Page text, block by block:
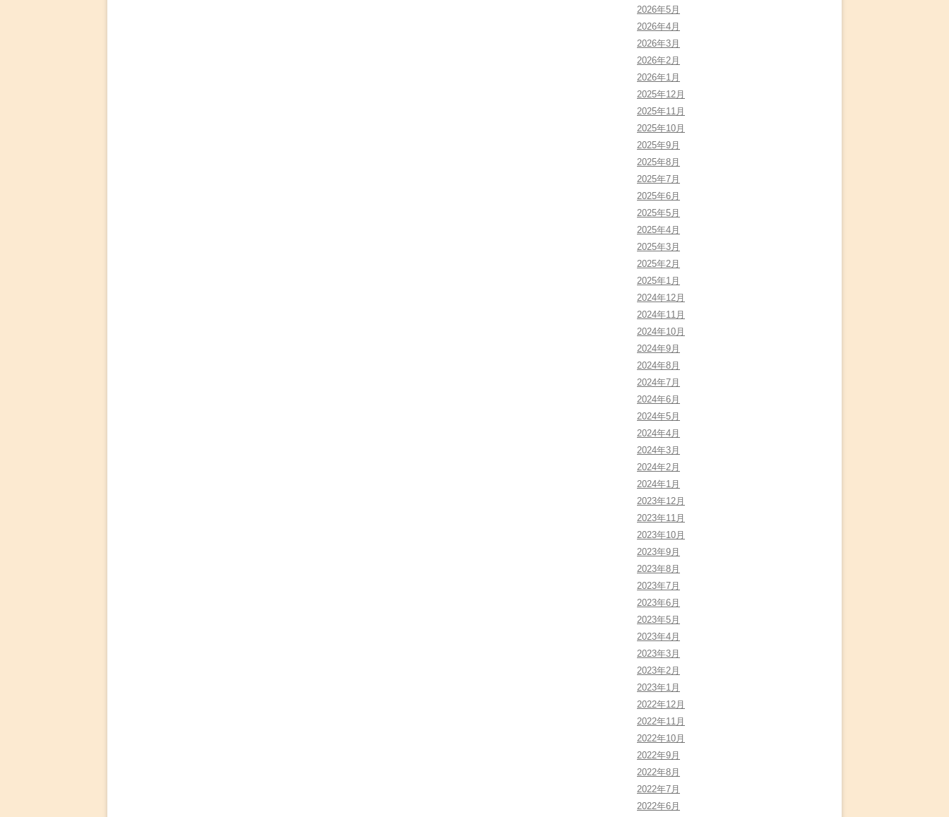
2026年5月
2026年4月
2026年3月
2026年2月
2026年1月
2025年12月
2025年11月
2025年10月
2025年9月
2025年8月
2025年7月
2025年6月
2025年5月
2025年4月
2025年3月
2025年2月
2025年1月
2024年12月
2024年11月
2024年10月
2024年9月
2024年8月
2024年7月
2024年6月
2024年5月
2024年4月
2024年3月
2024年2月
2024年1月
2023年12月
2023年11月
2023年10月
2023年9月
2023年8月
2023年7月
2023年6月
2023年5月
2023年4月
2023年3月
2023年2月
2023年1月
2022年12月
2022年11月
2022年10月
2022年9月
2022年8月
2022年7月
2022年6月